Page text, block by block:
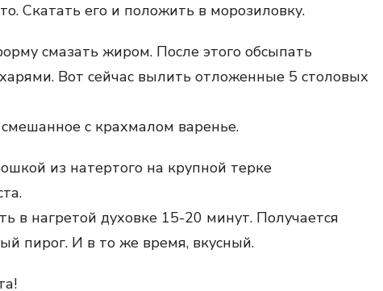
Скатать его и положить в морозиловку.
смазать жиром. После этого обсыпать
Вот сейчас вылить отложенные 5 столовых
с крахмалом варенье.
из натертого на крупной терке
в нагретой духовке 15-20 минут. Получается
пирог. И в то же время, вкусный.